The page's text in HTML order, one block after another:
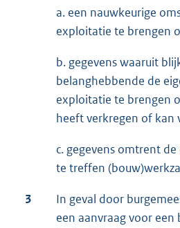
a. een nauwkeurige
exploitatie te brengen
b. gegevens waaruit
belanghebbende de
exploitatie te brengen
heeft verkregen of kan
c. gegevens omtrent
te treffen
3
In geval door
een aanvraag voor